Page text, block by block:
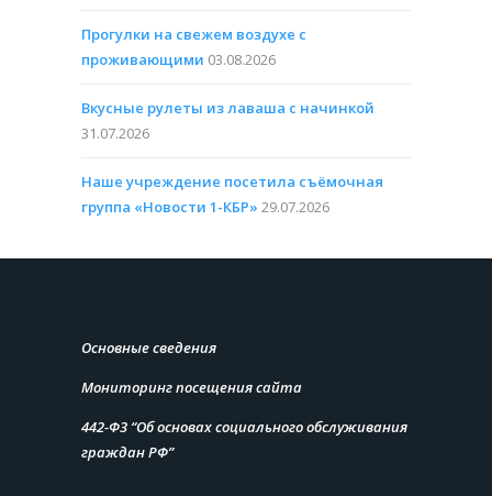
Прогулки на свежем воздухе с
проживающими 03.08.2026
Вкусные рулеты из лаваша с начинкой
31.07.2026
Наше учреждение посетила съёмочная
группа «Новости 1-КБР» 29.07.2026
Основные сведения
Мониторинг посещения сайта
442-Ф3 “Об основах социального обслуживания
граждан РФ”